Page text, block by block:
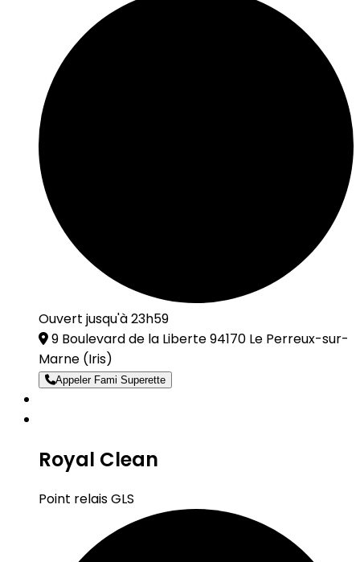
Ouvert jusqu'à 23h59
9 Boulevard de la Liberte 94170 Le Perreux-sur-
Marne (Iris)
Appeler Fami Superette
Royal Clean
Point relais GLS